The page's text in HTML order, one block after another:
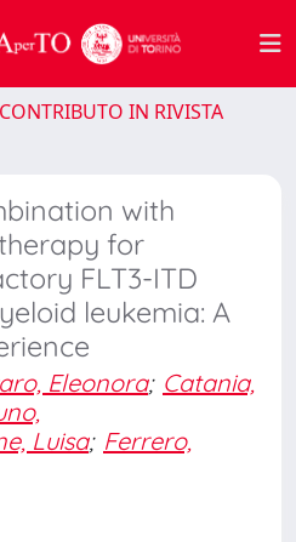
IN RIVISTA
with
for
FLT3-ITD
leukemia: A
Eleonora; Catania,
Luisa; Ferrero,